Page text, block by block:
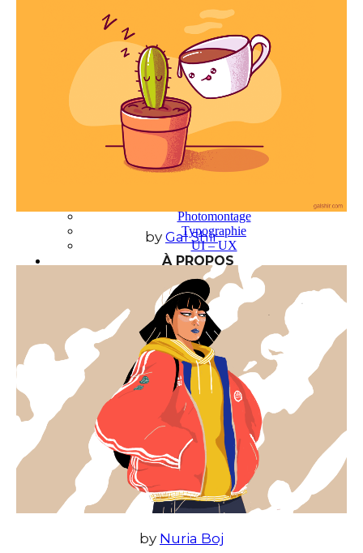
Motion Design
Outils
Photo
Pop Culture
Projets
Ressources
Tech
PROJETS
Dessin
Identité
Illustration
Montage vidéo
Photomontage
Typographie
UI – UX
À PROPOS
by Gal Shir
by Nuria Boj